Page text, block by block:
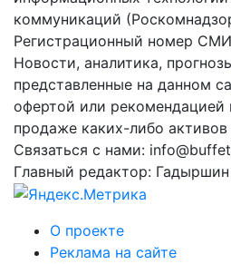
коммуникаций
Регистрационный номер
Новости, аналитика,
представленные на данном
офертой или рекомендацией
продаже каких-либо активов
Связаться с нами:
Главный редактор:
О проекте
Реклама на сайте